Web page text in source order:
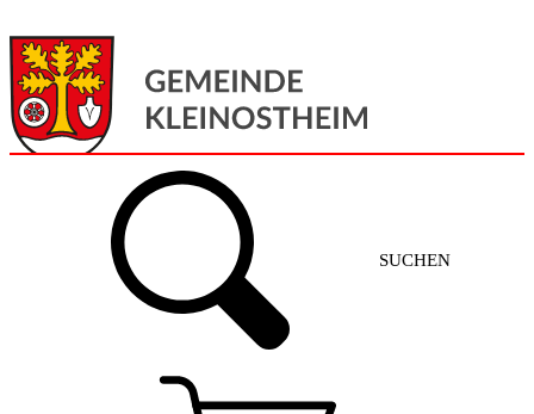
SUCHEN
Gemeinde + Service